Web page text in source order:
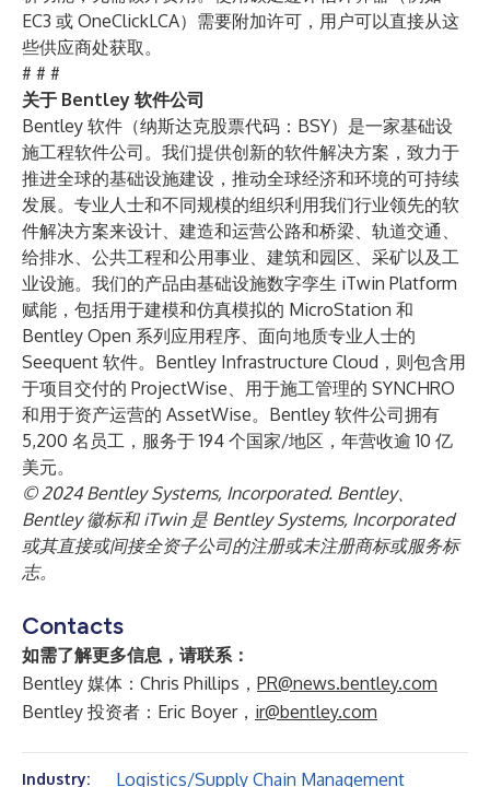
EC3 或 OneClickLCA）需要附加许可，用户可以直接从这
些供应商处获取。
# # #
关于 Bentley 软件公司
Bentley 软件（纳斯达克股票代码：BSY）是一家基础设
施工程软件公司。我们提供创新的软件解决方案，致力于
推进全球的基础设施建设，推动全球经济和环境的可持续
发展。专业人士和不同规模的组织利用我们行业领先的软
件解决方案来设计、建造和运营公路和桥梁、轨道交通、
给排水、公共工程和公用事业、建筑和园区、采矿以及工
业设施。我们的产品由基础设施数字孪生 iTwin Platform
赋能，包括用于建模和仿真模拟的 MicroStation 和
Bentley Open 系列应用程序、面向地质专业人士的
Seequent 软件。Bentley Infrastructure Cloud，则包含用
于项目交付的 ProjectWise、用于施工管理的 SYNCHRO
和用于资产运营的 AssetWise。Bentley 软件公司拥有
5,200 名员工，服务于 194 个国家/地区，年营收逾 10 亿
美元。
© 2024 Bentley Systems, Incorporated. Bentley、
Bentley 徽标和 iTwin 是 Bentley Systems, Incorporated
或其直接或间接全资子公司的注册或未注册商标或服务标
志。
Contacts
如需了解更多信息，请联系：
Bentley 媒体：Chris Phillips， PR@news.bentley.com
Bentley 投资者：Eric Boyer， ir@bentley.com
Industry: Logistics/Supply Chain Management